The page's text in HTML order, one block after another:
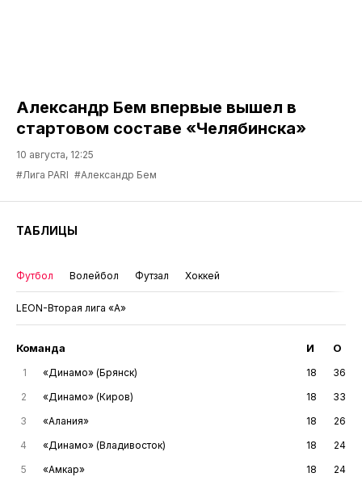
Александр Бем впервые вышел в
стартовом составе «Челябинска»
10 августа, 12:25
#Лига PARI #Александр Бем
ТАБЛИЦЫ
Футбол Волейбол Футзал Хоккей
LEON-Вторая лига «А»
Команда И О
1 «Динамо» (Брянск) 18
36
2
«Динамо» (Киров) 18
33
3
«Алания» 18
26
4
«Динамо» (Владивосток) 18
24
5
«Амкар» 18
24